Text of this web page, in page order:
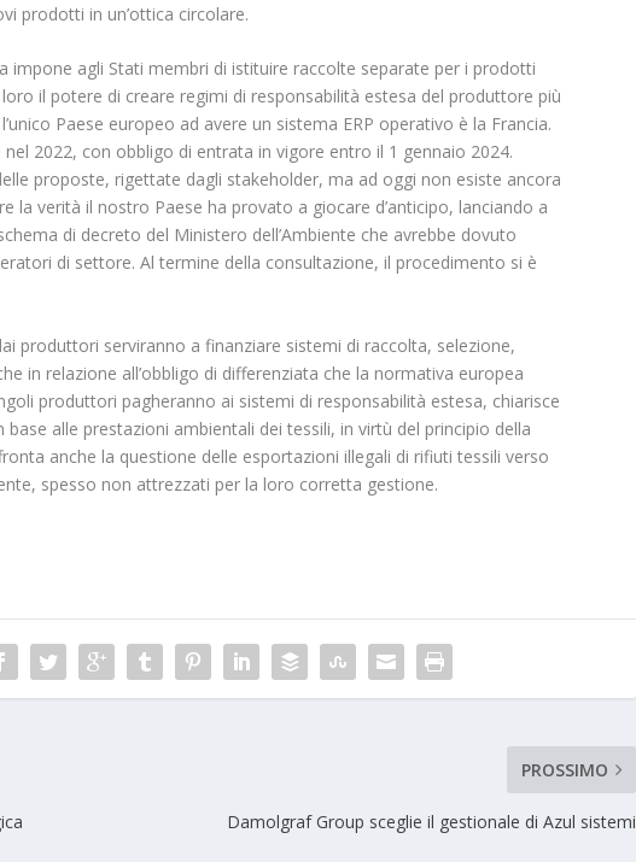
prodotti in un’ottica circolare.
impone agli Stati membri di istituire raccolte separate per i prodotti
il potere di creare regimi di responsabilità estesa del produttore più
Paese europeo ad avere un sistema ERP operativo è la Francia.
2022, con obbligo di entrata in vigore entro il 1 gennaio 2024.
proposte, rigettate dagli stakeholder, ma ad oggi non esiste ancora
la verità il nostro Paese ha provato a giocare d’anticipo, lanciando a
di decreto del Ministero dell’Ambiente che avrebbe dovuto
di settore. Al termine della consultazione, il procedimento si è
produttori serviranno a finanziare sistemi di raccolta, selezione,
in relazione all’obbligo di differenziata che la normativa europea
produttori pagheranno ai sistemi di responsabilità estesa, chiarisce
alle prestazioni ambientali dei tessili, in virtù del principio della
anche la questione delle esportazioni illegali di rifiuti tessili verso
spesso non attrezzati per la loro corretta gestione.
PROSSIMO
Damolgraf Group sceglie il gestionale di Azul sistemi